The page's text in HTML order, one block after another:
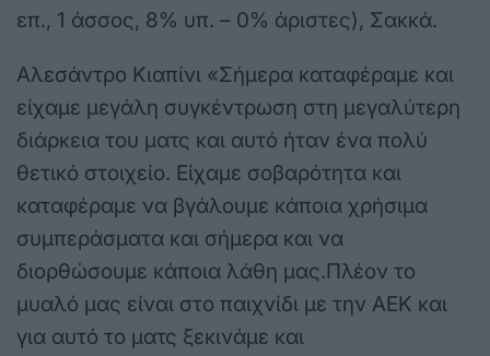
επ., 1 άσσος, 8% υπ. – 0% άριστες), Σακκά.
Αλεσάντρο Κιαπίνι «Σήμερα καταφέραμε και
είχαμε μεγάλη συγκέντρωση στη μεγαλύτερη
διάρκεια του ματς και αυτό ήταν ένα πολύ
θετικό στοιχείο. Είχαμε σοβαρότητα και
καταφέραμε να βγάλουμε κάποια χρήσιμα
συμπεράσματα και σήμερα και να
διορθώσουμε κάποια λάθη μας.Πλέον το
μυαλό μας είναι στο παιχνίδι με την ΑΕΚ και
για αυτό το ματς ξεκινάμε και